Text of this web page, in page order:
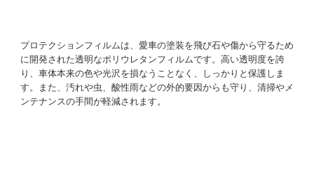
プロテクションフィルムは、愛車の塗装を飛び石や傷から守るため
に開発された透明なポリウレタンフィルムです。高い透明度を誇
り、車体本来の色や光沢を損なうことなく、しっかりと保護しま
す。また、汚れや虫、酸性雨などの外的要因からも守り、清掃やメ
ンテナンスの手間が軽減されます。